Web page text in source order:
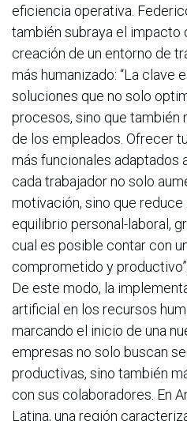
eficiencia operativa.
también subraya el impacto
creación de un entorno de
más humanizado: “La clave
soluciones que no solo
procesos, sino que también
de los empleados. Ofrecer
más funcionales adaptados
cada trabajador no solo
motivación, sino que
equilibrio personal-laboral,
cual es posible contar con
comprometido y
De este modo, la
artificial en los recursos
marcando el inicio de una
empresas no solo buscan
productivas, sino también
con sus colaboradores. En
Latina, una región